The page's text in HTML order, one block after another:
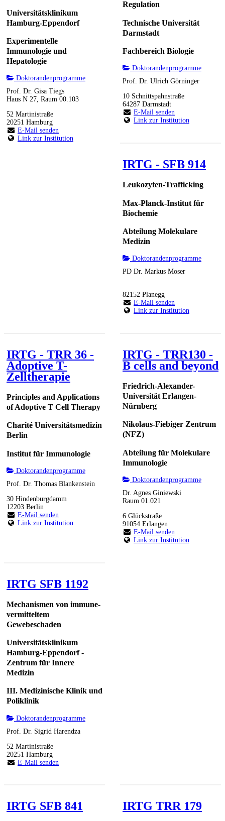
Universitätsklinikum
Hamburg-Eppendorf
Experimentelle
Immunologie und
Hepatologie
Doktorandenprogramme
Prof. Dr. Gisa Tiegs
Haus N 27, Raum 00.103
52 Martinistraße
20251 Hamburg
E-Mail senden
Link zur Institution
Regulation
Technische Universität
Darmstadt
Fachbereich Biologie
Doktorandenprogramme
Prof. Dr. Ulrich Görninger
10 Schnittspahnstraße
64287 Darmstadt
E-Mail senden
Link zur Institution
IRTG - SFB 914
Leukozyten-Trafficking
Max-Planck-Institut für
Biochemie
Abteilung Molekulare
Medizin
Doktorandenprogramme
PD Dr. Markus Moser
82152 Planegg
E-Mail senden
Link zur Institution
IRTG - TRR 36 -
Adoptive T-
Zelltherapie
Principles and Applications
of Adoptive T Cell Therapy
Charité Universitätsmedizin
Berlin
Institut für Immunologie
Doktorandenprogramme
Prof. Dr. Thomas Blankenstein
30 Hindenburgdamm
12203 Berlin
E-Mail senden
Link zur Institution
IRTG - TRR130 -
B cells and beyond
Friedrich-Alexander-
Universität Erlangen-
Nürnberg
Nikolaus-Fiebiger Zentrum
(NFZ)
Abteilung für Molekulare
Immunologie
Doktorandenprogramme
Dr. Agnes Giniewski
Raum 01.021
6 Glückstraße
91054 Erlangen
E-Mail senden
Link zur Institution
IRTG SFB 1192
Mechanismen von immune-
vermitteltem
Gewebeschaden
Universitätsklinikum
Hamburg-Eppendorf -
Zentrum für Innere
Medizin
III. Medizinische Klinik und
Poliklinik
Doktorandenprogramme
Prof. Dr. Sigrid Harendza
52 Martinistraße
20251 Hamburg
E-Mail senden
IRTG SFB 841 IRTG TRR 179